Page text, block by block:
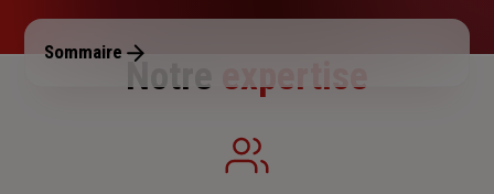
Dimanche : Fermé
Sommaire
Notre expertise